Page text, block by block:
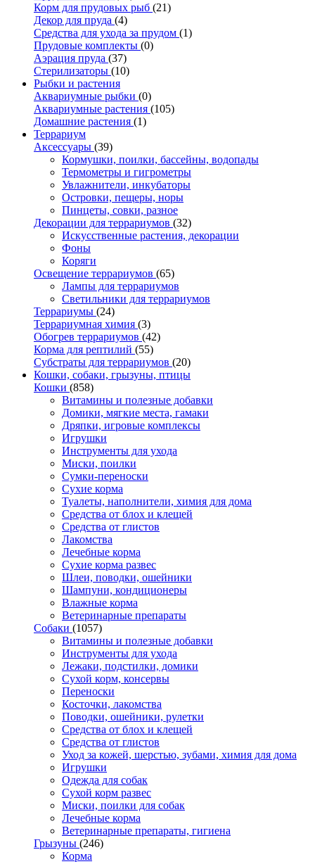
Корм для прудовых рыб (21)
Декор для пруда (4)
Средства для ухода за прудом (1)
Прудовые комплекты (0)
Аэрация пруда (37)
Стерилизаторы (10)
Рыбки и растения
Аквариумные рыбки (0)
Аквариумные растения (105)
Домашние растения (1)
Террариум
Аксессуары (39)
Кормушки, поилки, бассейны, водопады
Термометры и гигрометры
Увлажнители, инкубаторы
Островки, пещеры, норы
Пинцеты, совки, разное
Декорации для террариумов (32)
Искусственные растения, декорации
Фоны
Коряги
Освещение террариумов (65)
Лампы для террариумов
Светильники для террариумов
Террариумы (24)
Террариумная химия (3)
Обогрев террариумов (42)
Корма для рептилий (55)
Субстраты для террариумов (20)
Кошки, собаки, грызуны, птицы
Кошки (858)
Витамины и полезные добавки
Домики, мягкие места, гамаки
Дряпки, игровые комплексы
Игрушки
Инструменты для ухода
Миски, поилки
Сумки-переноски
Сухие корма
Туалеты, наполнители, химия для дома
Средства от блох и клещей
Средства от глистов
Лакомства
Лечебные корма
Сухие корма развес
Шлеи, поводки, ошейники
Шампуни, кондиционеры
Влажные корма
Ветеринарные препараты
Собаки (1057)
Витамины и полезные добавки
Инструменты для ухода
Лежаки, подстилки, домики
Сухой корм, консервы
Переноски
Косточки, лакомства
Поводки, ошейники, рулетки
Средства от блох и клещей
Средства от глистов
Уход за кожей, шерстью, зубами, химия для дома
Игрушки
Одежда для собак
Сухой корм развес
Миски, поилки для собак
Лечебные корма
Ветеринарные препараты, гигиена
Грызуны (246)
Корма